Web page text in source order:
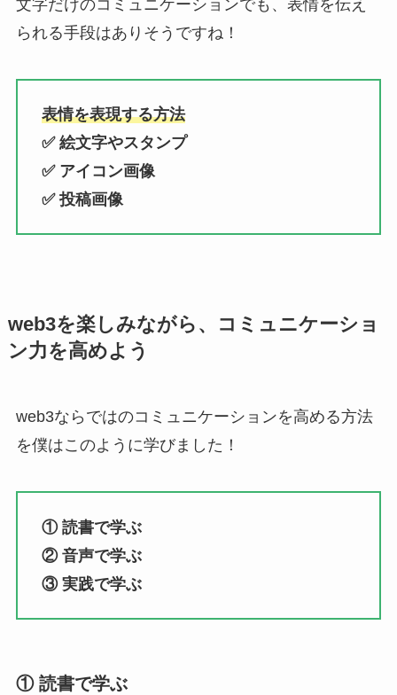
文字だけのコミュニケーションでも、表情を伝え
られる手段はありそうですね！
表情を表現する方法
✅ 絵文字やスタンプ
✅ アイコン画像
✅ 投稿画像
web3を楽しみながら、コミュニケーショ
ン力を高めよう
web3ならではのコミュニケーションを高める方法
を僕はこのように学びました！
① 読書で学ぶ
② 音声で学ぶ
③ 実践で学ぶ
① 読書で学ぶ